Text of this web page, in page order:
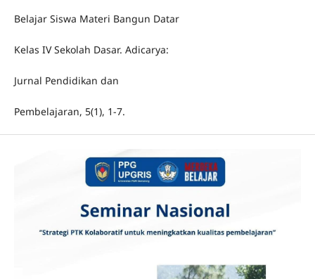
Belajar Siswa Materi Bangun Datar
Kelas IV Sekolah Dasar. Adicarya:
Jurnal Pendidikan dan
Pembelajaran, 5(1), 1-7.